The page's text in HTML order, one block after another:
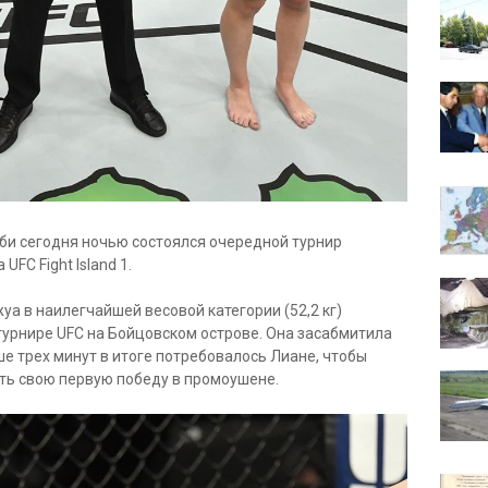
сегодня ночью состоялся очередной турнир
Fight Island 1.
в наилегчайшей весовой категории (52,2 кг)
UFC на Бойцовском острове. Она засабмитила
минут в итоге потребовалось Лиане, чтобы
свою первую победу в промоушене.